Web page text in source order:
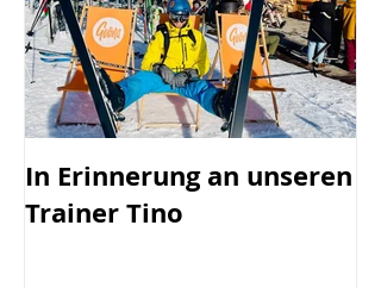
In Erinnerung an unseren
Trainer Tino